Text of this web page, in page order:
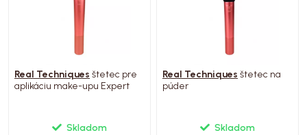
Real Techniques štetec pre
aplikáciu make-upu Expert
Skladom
Real Techniques štetec na
púder
Skladom